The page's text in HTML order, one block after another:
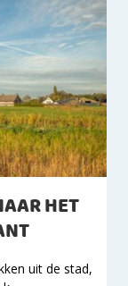
HET
uit de stad,